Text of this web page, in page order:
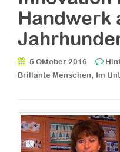
Handwerk
5 Oktober 2016
Brillante Menschen, Im